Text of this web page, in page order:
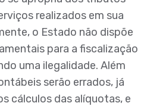
realizados em sua
o Estado não dispõe
para a fiscalização
uma ilegalidade. Além
serão errados, já
cálculos das alíquotas, e